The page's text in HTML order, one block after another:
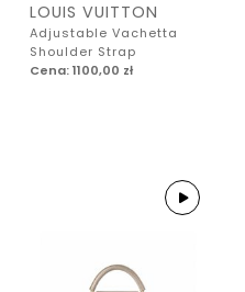
LOUIS VUITTON
Adjustable Vachetta
Shoulder Strap
Cena: 1100,00 zł